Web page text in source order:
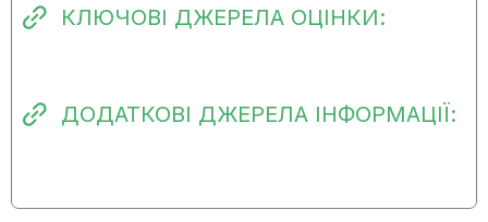
07.08.2025:
Захід виконано невчасно та
частково
частково
КЛЮЧОВІ ДЖЕРЕЛА ОЦІНКИ:
ДОДАТКОВІ ДЖЕРЕЛА ІНФОРМАЦІЇ: